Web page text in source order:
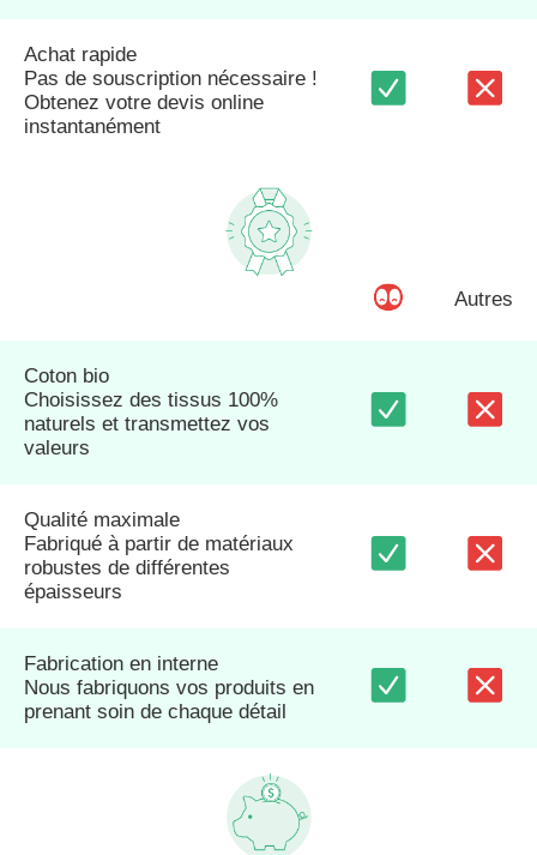
Achat rapide
Pas de souscription nécessaire !
Obtenez votre devis online
instantanément
Autres
Coton bio
Choisissez des tissus 100%
naturels et transmettez vos
valeurs
Qualité maximale
Fabriqué à partir de matériaux
robustes de différentes
épaisseurs
Fabrication en interne
Nous fabriquons vos produits en
prenant soin de chaque détail